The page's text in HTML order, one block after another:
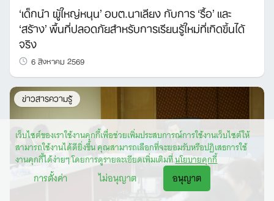
เว็บไซต์ของเราใช้งานคุกกี้เพื่อช่วยเพิ่มประสบการณ์การใช้งานเว็บไซต์ให้
สามารถใช้งานได้ดียิ่งขึ้น คุณสามารถเลือกที่จะยอมรับหรือปฏิเสธการใช้
งานคุกกี้ได้ง่ายๆ โดยการดูรายละเอียดเพิ่มเติมที่นโยบายคุกกี้
การตั้งค่า ไม่อนุญาต อนุญาต
‘เด็กนำ ผู้ใหญ่หนุน’ อบต.นาเลียง กับการ ‘รื้อ’ และ
‘สร้าง’ พื้นที่ปลอดภัยสำหรับการเรียนรู้ใหม่ที่เกิดขึ้นได้
จริง
6 สิงหาคม 2569
ข่าวสารความรู้